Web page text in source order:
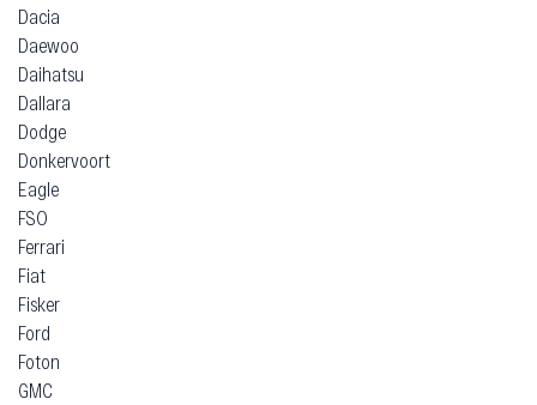
Dacia
Daewoo
Daihatsu
Dallara
Dodge
Donkervoort
Eagle
FSO
Ferrari
Fiat
Fisker
Ford
Foton
GMC